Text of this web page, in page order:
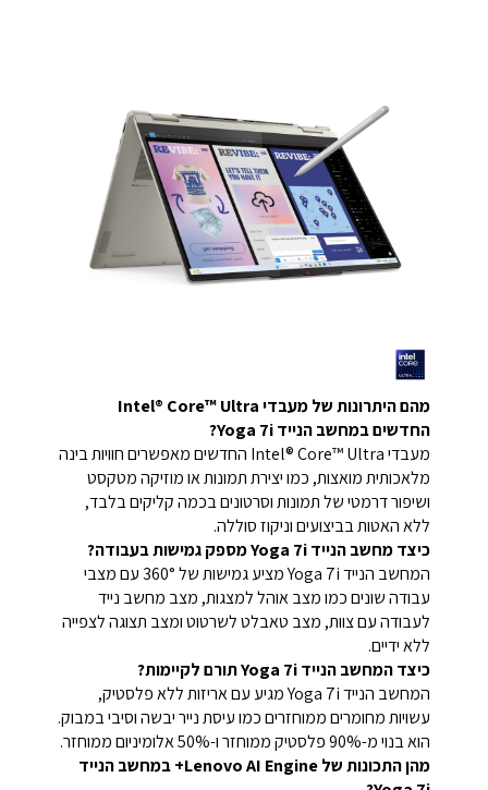
מהם היתרונות של מעבדי Intel® Core™ Ultra
החדשים במחשב הנייד Yoga 7i?
מעבדי Intel® Core™ Ultra החדשים מאפשרים חוויות בינה
מלאכותית מואצות, כמו יצירת תמונות או מוזיקה מטקסט
ושיפור דרמטי של תמונות וסרטונים בכמה קליקים בלבד,
ללא האטות בביצועים וניקוז סוללה.
כיצד מחשב הנייד Yoga 7i מספק גמישות בעבודה?
המחשב הנייד Yoga 7i מציע גמישות של 360° עם מצבי
עבודה שונים כמו מצב אוהל למצגות, מצב מחשב נייד
לעבודה עם צוות, מצב טאבלט לשרטוט ומצב תצוגה לצפייה
ללא ידיים.
כיצד המחשב הנייד Yoga 7i תורם לקיימות?
המחשב הנייד Yoga 7i מגיע עם אריזות ללא פלסטיק,
עשויות מחומרים ממוחזרים כמו עיסת נייר יבשה וסיבי במבוק.
הוא בנוי מ-90% פלסטיק ממוחזר ו-50% אלומיניום ממוחזר.
מהן התכונות של Lenovo AI Engine+ במחשב הנייד